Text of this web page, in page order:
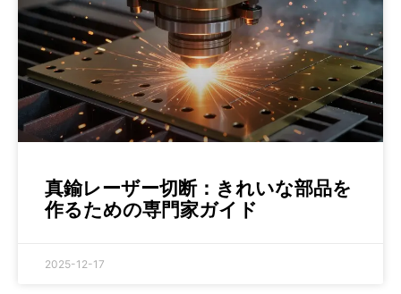
真鍮レーザー切断：きれいな部品を
作るための専門家ガイド
2025-12-17